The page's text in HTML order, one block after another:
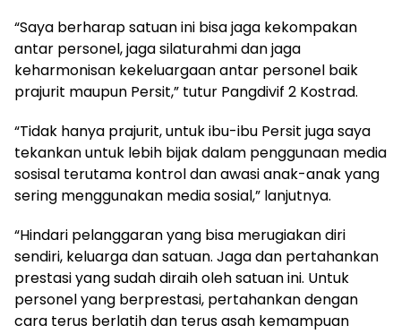
“Saya berharap satuan ini bisa jaga kekompakan
antar personel, jaga silaturahmi dan jaga
keharmonisan kekeluargaan antar personel baik
prajurit maupun Persit,” tutur Pangdivif 2 Kostrad.
“Tidak hanya prajurit, untuk ibu-ibu Persit juga saya
tekankan untuk lebih bijak dalam penggunaan media
sosisal terutama kontrol dan awasi anak-anak yang
sering menggunakan media sosial,” lanjutnya.
“Hindari pelanggaran yang bisa merugiakan diri
sendiri, keluarga dan satuan. Jaga dan pertahankan
prestasi yang sudah diraih oleh satuan ini. Untuk
personel yang berprestasi, pertahankan dengan
cara terus berlatih dan terus asah kemampuan